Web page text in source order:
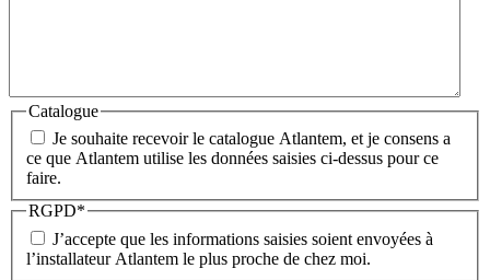
Catalogue
Je souhaite recevoir le catalogue Atlantem, et je consens a
ce que Atlantem utilise les données saisies ci-dessus pour ce
faire.
RGPD*
J’accepte que les informations saisies soient envoyées à
l’installateur Atlantem le plus proche de chez moi.